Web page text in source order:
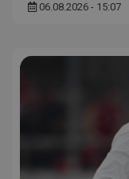
06.08.2026 - 15:07